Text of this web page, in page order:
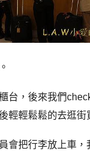
台，後來我們
輕輕鬆鬆的去逛街
會把行李放上車，